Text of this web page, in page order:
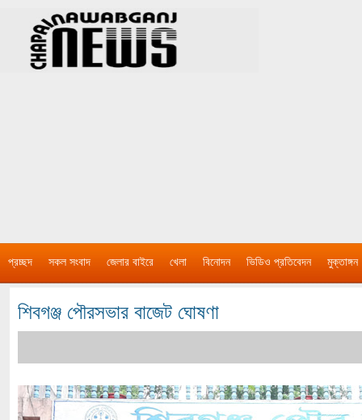
প্রচ্ছদ সকল সংবাদ জেলার বাইরে খেলা বিনোদন ভিডিও প্রতিবেদন মুক্তাঙ্গন
শিবগঞ্জ পৌরসভার বাজেট ঘোষণা